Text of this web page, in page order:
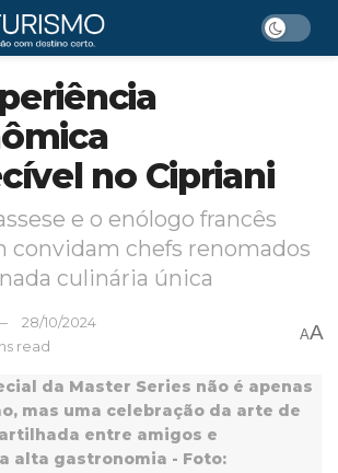
no Cipriani
e o enólogo francês
convidam chefs renomados
culinária única
28/10/2024
read
AA